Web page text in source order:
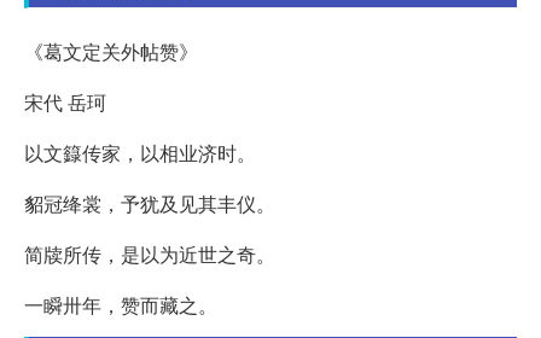
《葛文定关外帖赞》
宋代 岳珂
以文籙传家，以相业济时。
貂冠绛裳，予犹及见其丰仪。
简牍所传，是以为近世之奇。
一瞬卅年，赞而藏之。